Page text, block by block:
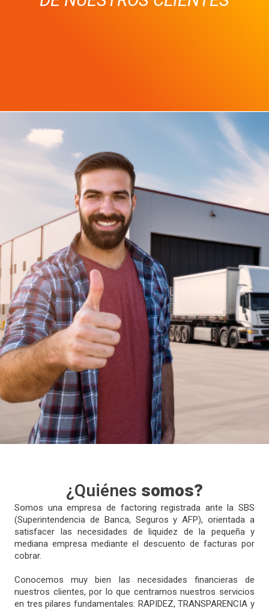
¿Quiénes somos?
Somos una empresa de factoring registrada ante la SBS
(Superintendencia de Banca, Seguros y AFP), orientada a
satisfacer las necesidades de liquidez de la pequeña y
mediana empresa mediante el descuento de facturas por
cobrar.
Conocemos muy bien las necesidades financieras de
nuestros clientes, por lo que centramos nuestros servicios
en tres pilares fundamentales: RAPIDEZ, TRANSPARENCIA y